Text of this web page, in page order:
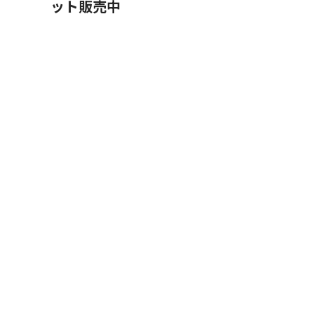
ット販売中